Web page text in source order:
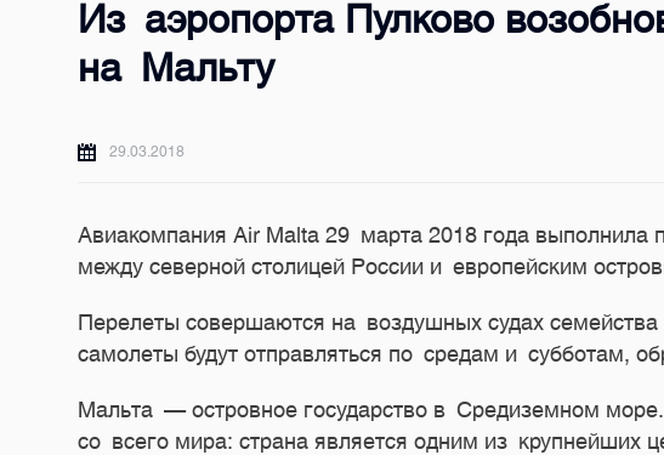
Из аэропорта Пулково
на Мальту
29.03.2018
Авиакомпания Air Malta 29 марта 2018 года
между северной столицей России и европейским
Перелеты совершаются на воздушных судах
самолеты будут отправляться по средам и субботам,
Мальта — островное государство в Средиземном
со всего мира: страна является одним из крупнейших